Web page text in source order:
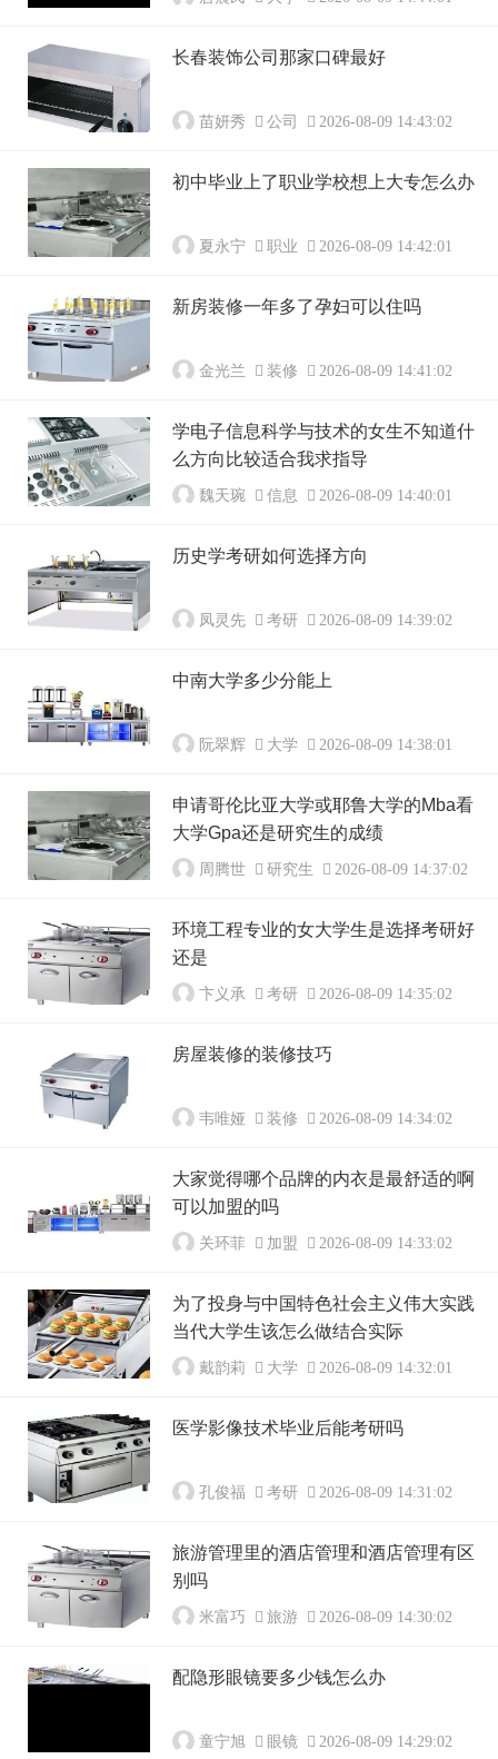
长春装饰公司那家口碑最好
苗妍秀 公司 2026-08-09 14:43:02
初中毕业上了职业学校想上大专怎么办
夏永宁 职业 2026-08-09 14:42:01
新房装修一年多了孕妇可以住吗
金光兰 装修 2026-08-09 14:41:02
学电子信息科学与技术的女生不知道什
么方向比较适合我求指导
魏天琬 信息 2026-08-09 14:40:01
历史学考研如何选择方向
凤灵先 考研 2026-08-09 14:39:02
中南大学多少分能上
阮翠辉 大学 2026-08-09 14:38:01
申请哥伦比亚大学或耶鲁大学的Mba看
大学Gpa还是研究生的成绩
周腾世 研究生 2026-08-09 14:37:02
环境工程专业的女大学生是选择考研好
还是
卞义承 考研 2026-08-09 14:35:02
房屋装修的装修技巧
韦唯娅 装修 2026-08-09 14:34:02
大家觉得哪个品牌的内衣是最舒适的啊
可以加盟的吗
关环菲 加盟 2026-08-09 14:33:02
为了投身与中国特色社会主义伟大实践
当代大学生该怎么做结合实际
戴韵莉 大学 2026-08-09 14:32:01
医学影像技术毕业后能考研吗
孔俊福 考研 2026-08-09 14:31:02
旅游管理里的酒店管理和酒店管理有区
别吗
米富巧 旅游 2026-08-09 14:30:02
配隐形眼镜要多少钱怎么办
童宁旭 眼镜 2026-08-09 14:29:02